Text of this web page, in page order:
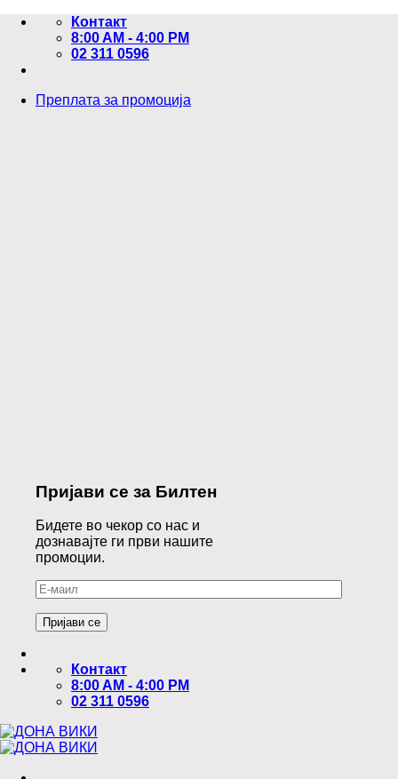
Skip
Контакт
8:00 AM - 4:00 PM
02 311 0596
Преплата за промоција
Пријави се за Билтен
Бидете во чекор со нас и
дознавајте ги први нашите
промоции.
Контакт
8:00 AM - 4:00 PM
02 311 0596